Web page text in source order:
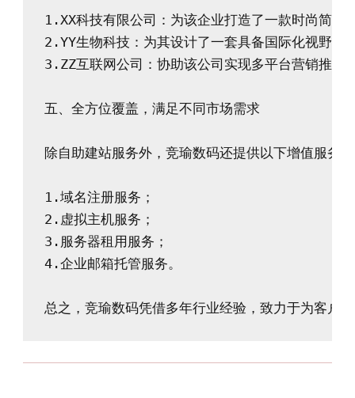
1.XX科技有限公司：为该企业打造了一款时尚简洁
2.YY生物科技：为其设计了一套具备国际化视野的
3.ZZ互联网公司：协助该公司实现多平台营销推广
五、全方位覆盖，满足不同市场需求
除自助建站服务外，竞瑜数码还提供以下增值服务：
1.域名注册服务；
2.虚拟主机服务；
3.服务器租用服务；
4.企业邮箱托管服务。